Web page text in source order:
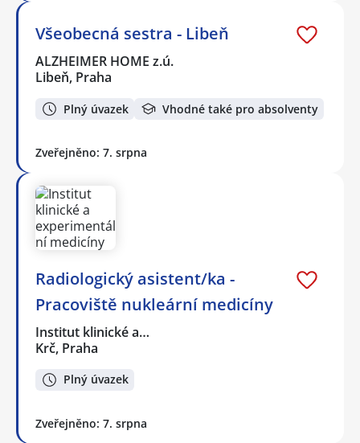
Všeobecná sestra - Libeň
ALZHEIMER HOME z.ú.
Libeň, Praha
Plný úvazek Vhodné také pro absolventy
Zveřejněno: 7. srpna
Radiologický asistent/ka -
Pracoviště nukleární medicíny
Institut klinické a…
Krč, Praha
Plný úvazek
Zveřejněno: 7. srpna